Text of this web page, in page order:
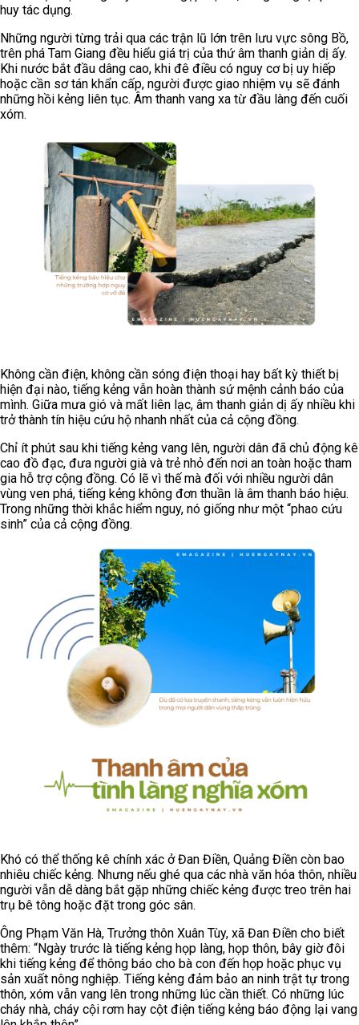
huy tác dụng.
Những người từng trải qua các trận lũ lớn trên lưu vực sông Bồ,
trên phá Tam Giang đều hiểu giá trị của thứ âm thanh giản dị ấy.
Khi nước bắt đầu dâng cao, khi đê điều có nguy cơ bị uy hiếp
hoặc cần sơ tán khẩn cấp, người được giao nhiệm vụ sẽ đánh
những hồi kẻng liên tục. Âm thanh vang xa từ đầu làng đến cuối
xóm.
Không cần điện, không cần sóng điện thoại hay bất kỳ thiết bị
hiện đại nào, tiếng kẻng vẫn hoàn thành sứ mệnh cảnh báo của
mình. Giữa mưa gió và mất liên lạc, âm thanh giản dị ấy nhiều khi
trở thành tín hiệu cứu hộ nhanh nhất của cả cộng đồng.
Chỉ ít phút sau khi tiếng kẻng vang lên, người dân đã chủ động kê
cao đồ đạc, đưa người già và trẻ nhỏ đến nơi an toàn hoặc tham
gia hỗ trợ cộng đồng. Có lẽ vì thế mà đối với nhiều người dân
vùng ven phá, tiếng kẻng không đơn thuần là âm thanh báo hiệu.
Trong những thời khắc hiểm nguy, nó giống như một “phao cứu
sinh” của cả cộng đồng.
Khó có thể thống kê chính xác ở Đan Điền, Quảng Điền còn bao
nhiêu chiếc kẻng. Nhưng nếu ghé qua các nhà văn hóa thôn, nhiều
người vẫn dễ dàng bắt gặp những chiếc kẻng được treo trên hai
trụ bê tông hoặc đặt trong góc sân.
Ông Phạm Văn Hà, Trưởng thôn Xuân Tùy, xã Đan Điền cho biết
thêm: “Ngày trước là tiếng kẻng họp làng, họp thôn, bây giờ đôi
khi tiếng kẻng để thông báo cho bà con đến họp hoặc phục vụ
sản xuất nông nghiệp. Tiếng kẻng đảm bảo an ninh trật tự trong
thôn, xóm vẫn vang lên trong những lúc cần thiết. Có những lúc
cháy nhà, cháy cội rơm hay cột điện tiếng kẻng báo động lại vang